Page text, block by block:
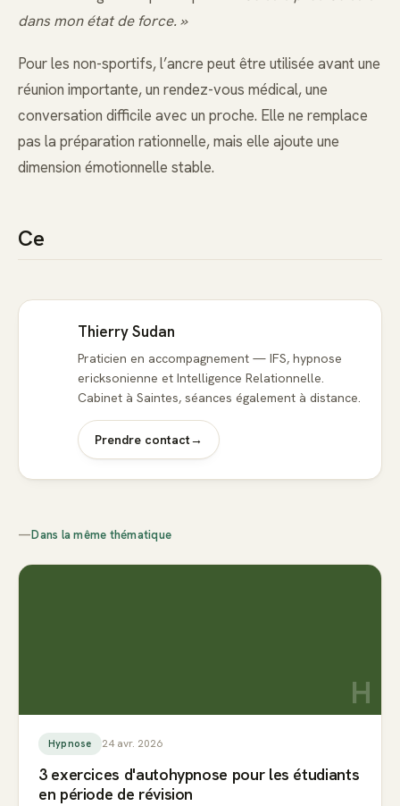
dans mon état de force. »
Pour les non-sportifs, l’ancre peut être utilisée avant une
réunion importante, un rendez-vous médical, une
conversation difficile avec un proche. Elle ne remplace
pas la préparation rationnelle, mais elle ajoute une
dimension émotionnelle stable.
Ce
Thierry Sudan
Praticien en accompagnement — IFS, hypnose
ericksonienne et Intelligence Relationnelle.
Cabinet à Saintes, séances également à distance.
Prendre contact→
—Dans la même thématique
H
Hypnose 24 avr. 2026
3 exercices d'autohypnose pour les étudiants
en période de révision